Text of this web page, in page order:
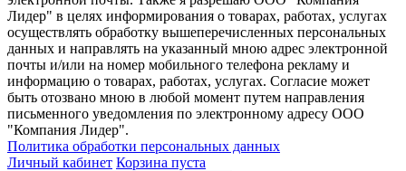
Лидер" в целях информирования о товарах, работах, услугах
осуществлять обработку вышеперечисленных персональных
данных и направлять на указанный мною адрес электронной
почты и/или на номер мобильного телефона рекламу и
информацию о товарах, работах, услугах. Согласие может
быть отозвано мною в любой момент путем направления
письменного уведомления по электронному адресу ООО
"Компания Лидер".
Политика обработки персональных данных
Личный кабинет Корзина пуста